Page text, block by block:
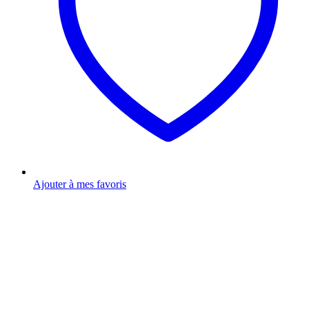
Ajouter à mes favoris